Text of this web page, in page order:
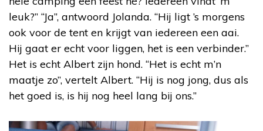
leuk?” “Ja”, antwoord Jolanda. “Hij ligt ’s morgens
ook voor de tent en krijgt van iedereen een aai.
Hij gaat er echt voor liggen, het is een verbinder.”
Het is echt Albert zijn hond. “Het is echt m’n
maatje zo”, vertelt Albert. “Hij is nog jong, dus als
het goed is, is hij nog heel lang bij ons.”